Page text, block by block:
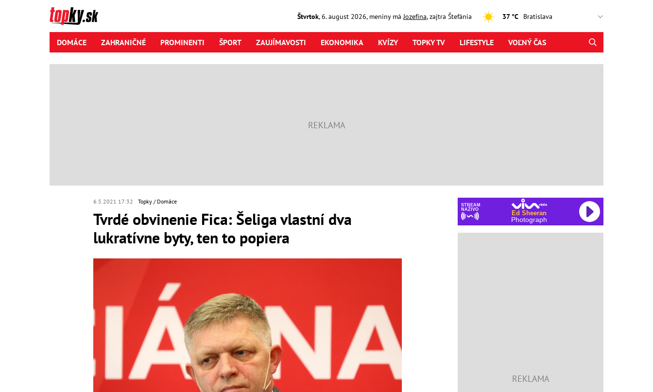
Štvrtok,6. august2026, meniny má Jozefína, zajtra Štefánia 37 °C
DOMÁCE ZAHRANIČNÉ PROMINENTI ŠPORT ZAUJÍMAVOSTI EKONOMIKA KVÍZY TOPKY TV LIFESTYLE VOĽNÝ ČAS
6.5.2021 17:32 Topky Domáce
Tvrdé obvinenie Fica: Šeliga vlastní dva
lukratívne byty, ten to popiera
STREAM
NAŽIVO
Ed Sheeran
Photograph